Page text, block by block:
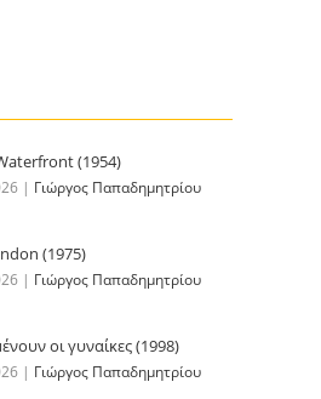
(1954)
| Γιώργος Παπαδημητρίου
(1975)
| Γιώργος Παπαδημητρίου
οι γυναίκες (1998)
| Γιώργος Παπαδημητρίου